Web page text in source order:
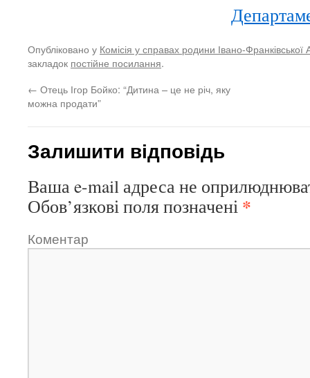
Опубліковано у Комісія у справах родини Івано-Франківської
закладок постійне посилання.
← Отець Ігор Бойко: “Дитина – це не річ, яку
можна продати”
Залишити відповідь
Ваша e-mail адреса не
Обов’язкові поля позначені *
Коментар